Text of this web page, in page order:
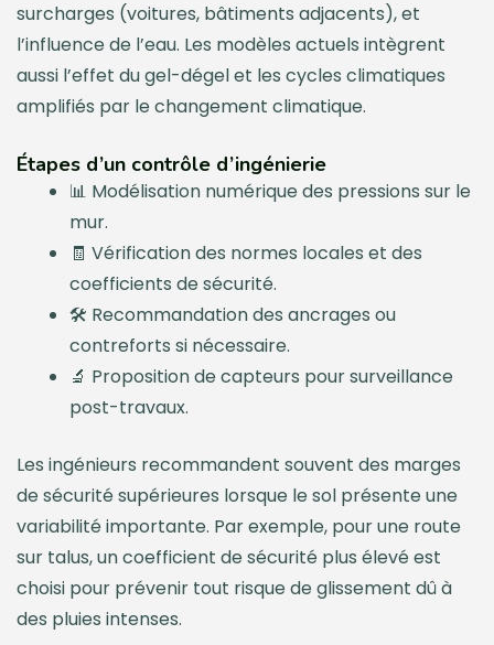
surcharges (voitures, bâtiments adjacents), et
l’influence de l’eau. Les modèles actuels intègrent
aussi l’effet du gel-dégel et les cycles climatiques
amplifiés par le changement climatique.
Étapes d’un contrôle d’ingénierie
📊 Modélisation numérique des pressions sur le
mur.
🧾 Vérification des normes locales et des
coefficients de sécurité.
🛠️ Recommandation des ancrages ou
contreforts si nécessaire.
🔬 Proposition de capteurs pour surveillance
post-travaux.
Les ingénieurs recommandent souvent des marges
de sécurité supérieures lorsque le sol présente une
variabilité importante. Par exemple, pour une route
sur talus, un coefficient de sécurité plus élevé est
choisi pour prévenir tout risque de glissement dû à
des pluies intenses.